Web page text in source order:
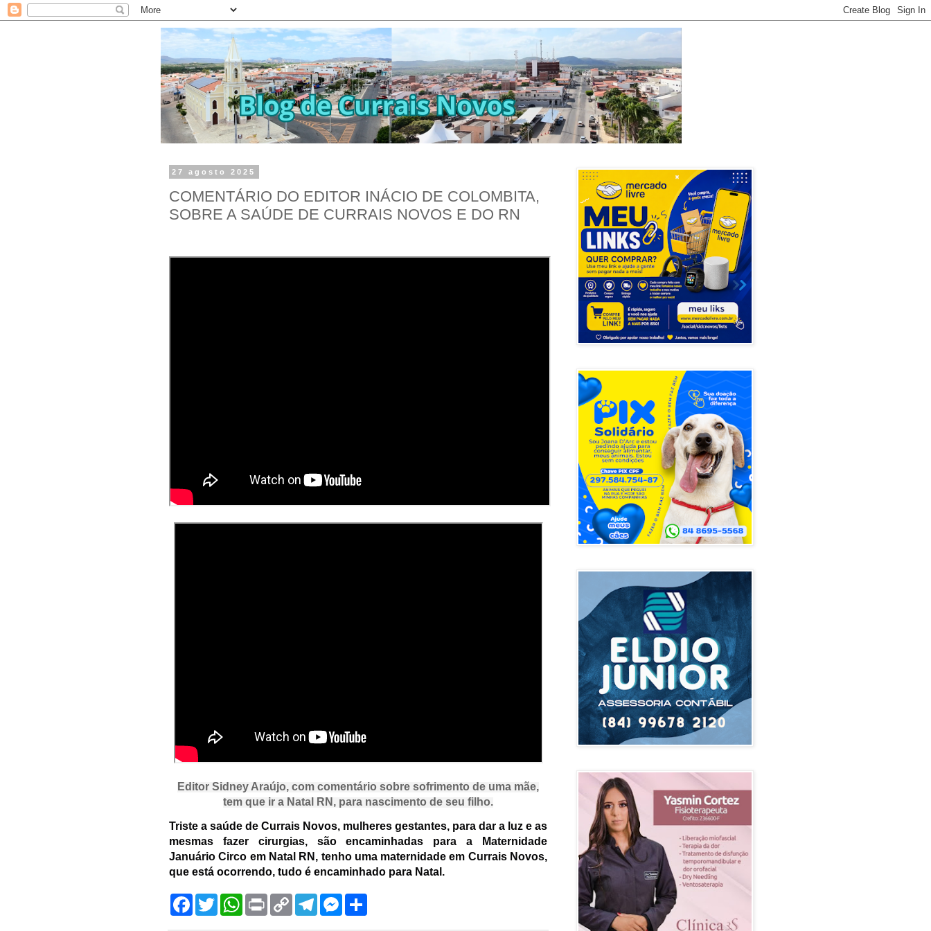
27 agosto 2025
COMENTÁRIO DO EDITOR INÁCIO DE COLOMBITA,
SOBRE A SAÚDE DE CURRAIS NOVOS E DO RN
Editor Sidney Araújo, com comentário sobre sofrimento de uma mãe,
tem que ir a Natal RN, para nascimento de seu filho.
Triste a saúde de Currais Novos, mulheres gestantes, para dar a luz e as
mesmas fazer cirurgias, são encaminhadas para a Maternidade
Januário Circo em Natal RN, tenho uma maternidade em Currais Novos,
que está ocorrendo, tudo é encaminhado para Natal.
w
W